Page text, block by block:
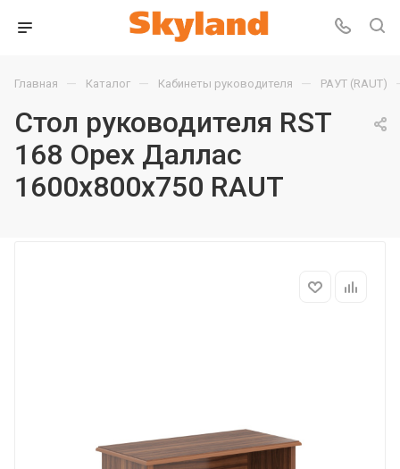
Главная — Каталог — Кабинеты руководителя — РАУТ (RAUT)
Стол руководителя RST
168 Орех Даллас
1600х800х750 RAUT